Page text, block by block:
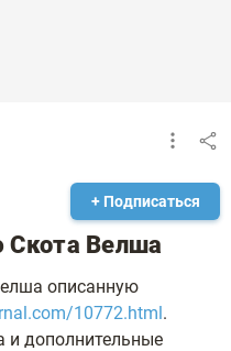
+ Подписаться
Скота Велша
описанную
10772.html.
и дополнительные